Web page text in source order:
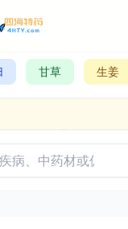
甘草 生姜